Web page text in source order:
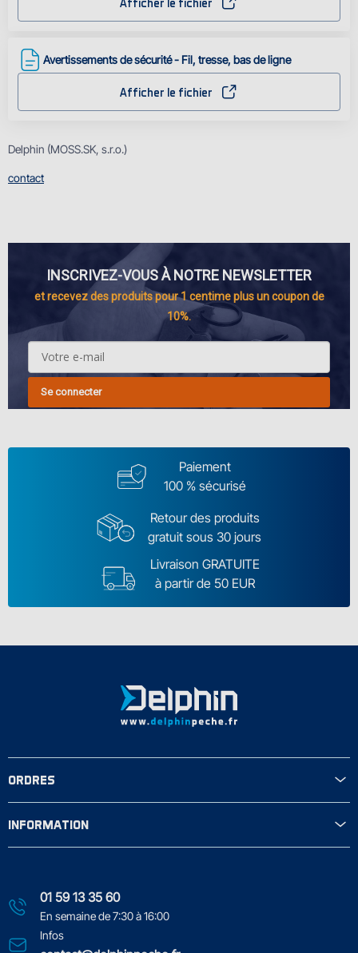
Avertissements de sécurité - Fil, tresse, bas de ligne
Afficher le fichier
Delphin (MOSS.SK, s.r.o.)
contact
INSCRIVEZ-VOUS À NOTRE NEWSLETTER
et recevez des produits pour 1 centime plus un coupon de
10%.
Se connecter
Paiement
100 % sécurisé
Retour des produits
gratuit sous 30 jours
Livraison GRATUITE
à partir de 50 EUR
01 59 13 35 60
En semaine de 7:30 à 16:00
Infos
ORDRES
INFORMATION